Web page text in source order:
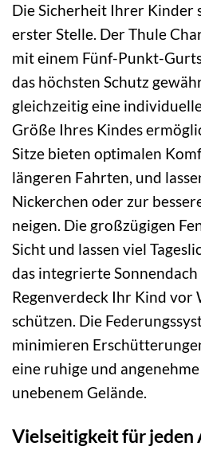
Die Sicherheit Ihrer Kinder
erster Stelle. Der Thule
mit einem Fünf-Punkt-
das höchsten Schutz
gleichzeitig eine
Größe Ihres Kindes
Sitze bieten optimalen
längeren Fahrten, und
Nickerchen oder zur
neigen. Die großzügigen
Sicht und lassen viel
das integrierte
Regenverdeck Ihr Kind vor
schützen. Die
minimieren
eine ruhige und
unebenem Gelände.
Vielseitigkeit für jeden